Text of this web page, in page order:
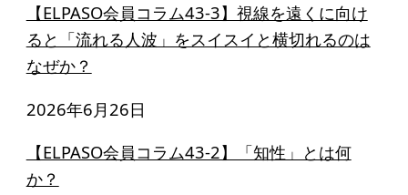
【ELPASO会員コラム43-3】視線を遠くに向け
ると「流れる人波」をスイスイと横切れるのは
なぜか？
2026年6月26日
【ELPASO会員コラム43-2】「知性」とは何
か？